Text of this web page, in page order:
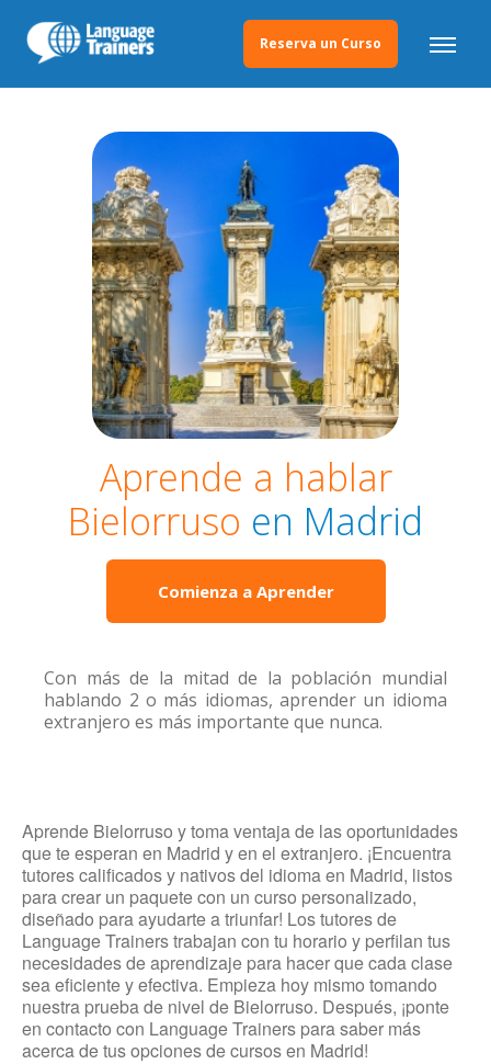
Reserva un Curso
Aprende a hablar
Bielorruso en Madrid
Comienza a Aprender
Con más de la mitad de la población mundial
hablando 2 o más idiomas, aprender un idioma
extranjero es más importante que nunca.
Aprende Bielorruso y toma ventaja de las oportunidades
que te esperan en Madrid y en el extranjero. ¡Encuentra
tutores calificados y nativos del idioma en Madrid, listos
para crear un paquete con un curso personalizado,
diseñado para ayudarte a triunfar! Los tutores de
Language Trainers trabajan con tu horario y perfilan tus
necesidades de aprendizaje para hacer que cada clase
sea eficiente y efectiva. Empieza hoy mismo tomando
nuestra prueba de nivel de Bielorruso. Después, ¡ponte
en contacto con Language Trainers para saber más
acerca de tus opciones de cursos en Madrid!